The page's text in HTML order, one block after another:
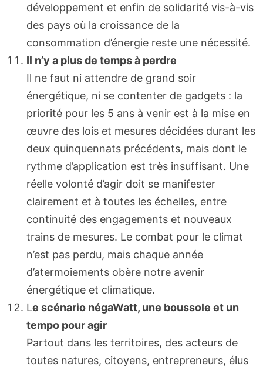
développement et enfin de solidarité vis-à-vis
des pays où la croissance de la
consommation d’énergie reste une nécessité.
Il n’y a plus de temps à perdre
Il ne faut ni attendre de grand soir
énergétique, ni se contenter de gadgets : la
priorité pour les 5 ans à venir est à la mise en
œuvre des lois et mesures décidées durant les
deux quinquennats précédents, mais dont le
rythme d’application est très insuffisant. Une
réelle volonté d’agir doit se manifester
clairement et à toutes les échelles, entre
continuité des engagements et nouveaux
trains de mesures. Le combat pour le climat
n’est pas perdu, mais chaque année
d’atermoiements obère notre avenir
énergétique et climatique.
Le scénario négaWatt, une boussole et un
tempo pour agir
Partout dans les territoires, des acteurs de
toutes natures, citoyens, entrepreneurs, élus